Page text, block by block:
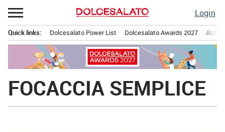
Passa
al
contenuto
Login
principale
Quick links: Dolcesalato Power List Dolcesalato Awards 2027
FOCACCIA SEMPLICE